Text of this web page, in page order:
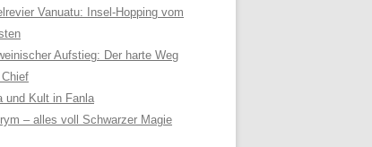
Vanuatu: Insel-Hopping vom
Aufstieg: Der harte Weg
und Kult in Fanla
– alles voll Schwarzer Magie